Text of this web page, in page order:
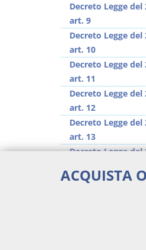
Decreto Legge
art. 9
Decreto Legge
art. 10
Decreto Legge
art. 11
Decreto Legge
art. 12
Decreto Legge
art. 13
Decreto Legge
Decreto Legge
ACQUISTA